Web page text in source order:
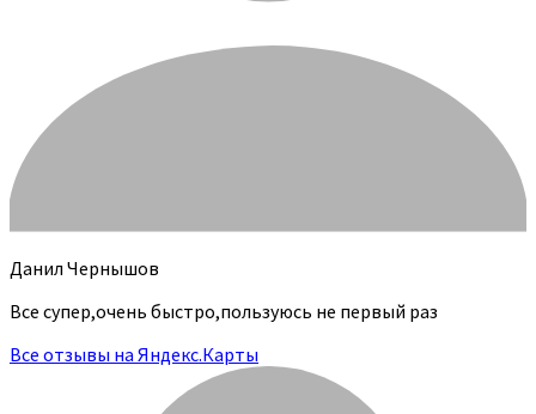
Данил Чернышов
Все супер,очень быстро,пользуюсь не первый раз
Все отзывы на Яндекс.Карты